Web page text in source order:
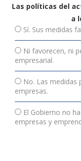
Las políticas del
a
Sí. Sus medidas
Ni favorecen, ni
empresarial.
No. Las medidas
empresas.
El Gobierno no
empresas y